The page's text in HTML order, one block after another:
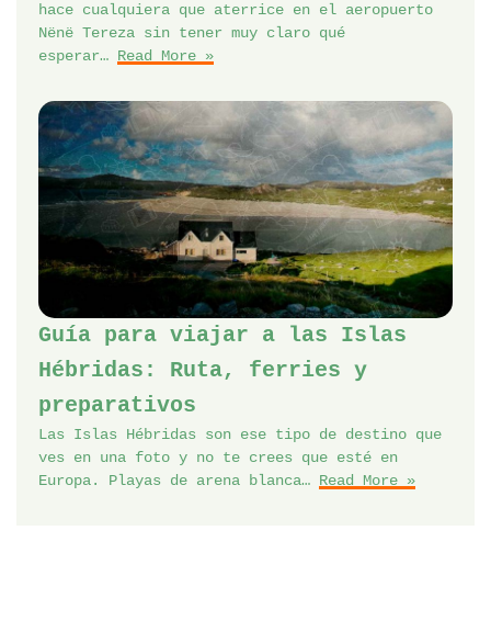
hace cualquiera que aterrice en el aeropuerto
Nënë Tereza sin tener muy claro qué
esperar… Read More »
Guía para viajar a las Islas
Hébridas: Ruta, ferries y
preparativos
Las Islas Hébridas son ese tipo de destino que
ves en una foto y no te crees que esté en
Europa. Playas de arena blanca… Read More »